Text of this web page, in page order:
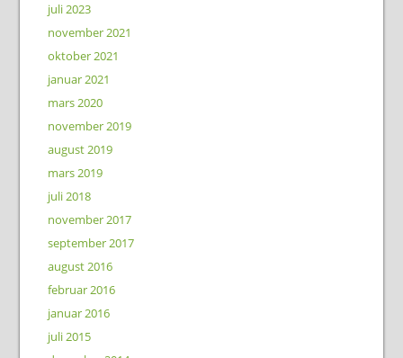
juli 2023
november 2021
oktober 2021
januar 2021
mars 2020
november 2019
august 2019
mars 2019
juli 2018
november 2017
september 2017
august 2016
februar 2016
januar 2016
juli 2015